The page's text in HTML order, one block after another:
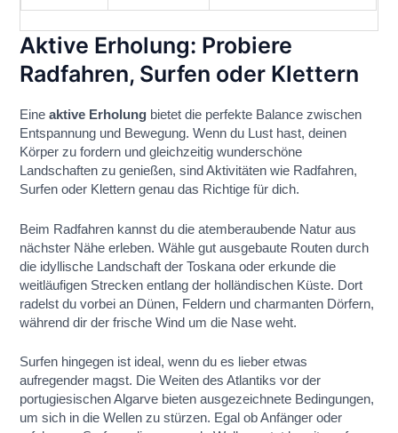
Aktive Erholung: Probiere
Radfahren, Surfen oder Klettern
Eineaktive Erholung bietet die perfekte Balance zwischen
Entspannung und Bewegung. Wenn du Lust hast, deinen
Körper zu fordern und gleichzeitig wunderschöne
Landschaften zu genießen, sind Aktivitäten wie Radfahren,
Surfen oder Klettern genau das Richtige für dich.
Beim Radfahren kannst du die atemberaubende Natur aus
nächster Nähe erleben. Wähle gut ausgebaute Routen durch
die idyllische Landschaft der Toskana oder erkunde die
weitläufigen Strecken entlang der holländischen Küste. Dort
radelst du vorbei an Dünen, Feldern und charmanten Dörfern,
während dir der frische Wind um die Nase weht.
Surfen hingegen ist ideal, wenn du es lieber etwas
aufregender magst. Die Weiten des Atlantiks vor der
portugiesischen Algarve bieten ausgezeichnete Bedingungen,
um sich in die Wellen zu stürzen. Egal ob Anfänger oder